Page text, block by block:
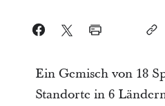
Ein Gemisch von 18
Standorte in 6